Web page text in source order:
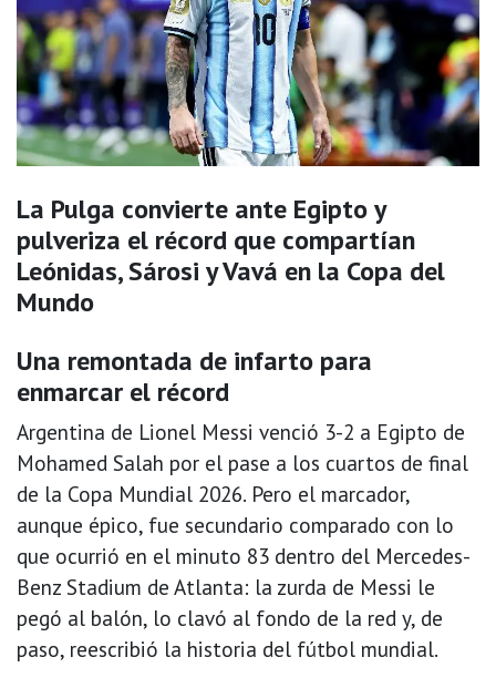
La Pulga convierte ante Egipto y
pulveriza el récord que compartían
Leónidas, Sárosi y Vavá en la Copa del
Mundo
Una remontada de infarto para
enmarcar el récord
Argentina de Lionel Messi venció 3-2 a Egipto de
Mohamed Salah por el pase a los cuartos de final
de la Copa Mundial 2026. Pero el marcador,
aunque épico, fue secundario comparado con lo
que ocurrió en el minuto 83 dentro del Mercedes-
Benz Stadium de Atlanta: la zurda de Messi le
pegó al balón, lo clavó al fondo de la red y, de
paso, reescribió la historia del fútbol mundial.